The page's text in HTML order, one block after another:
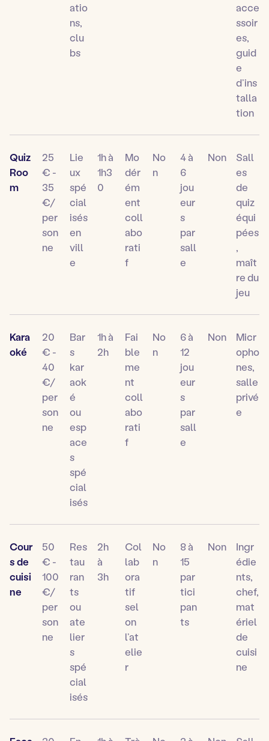
atio
ns,
clu
bs
acce
ssoir
es,
guid
e
d’ins
talla
tion
Quiz
Roo
m
25
€ -
35
€/
per
son
ne
Lie
ux
spé
cial
isés
en
vill
e
1h à
1h3
0
Mo
dér
ém
ent
coll
abo
rati
f
No
n
4 à
6
jou
eur
s
par
sall
e
Non
Sall
es
de
quiz
équi
pées
,
maît
re du
jeu
Kara
oké
20
€ -
40
€/
per
son
ne
Bar
s
kar
aok
é
ou
esp
ace
s
spé
cial
isés
1h à
2h
Fai
ble
me
nt
coll
abo
rati
f
No
n
6 à
12
jou
eur
s
par
sall
e
Non
Micr
opho
nes,
salle
privé
e
Cour
s de
cuisi
ne
50
€ -
100
€/
per
son
ne
Res
tau
ran
ts
ou
ate
lier
s
spé
cial
isés
2h
à
3h
Col
lab
ora
tif
sel
on
l’at
elie
r
No
n
8 à
15
par
tici
pan
ts
Non
Ingr
édie
nts,
chef,
mat
ériel
de
cuisi
ne